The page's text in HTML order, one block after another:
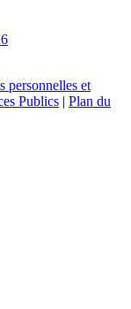
personnelles et
Publics | Plan du